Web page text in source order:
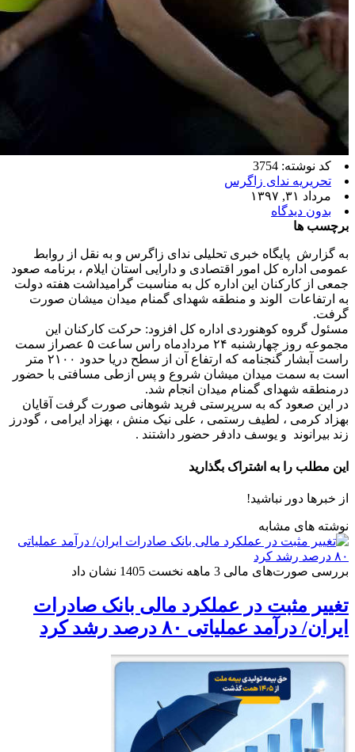
کد نوشته: 3754
تحریریه ندای زاگرس
مرداد ۳۱, ۱۳۹۷
بدون دیدگاه
برچسب ها
به گزارش پایگاه خبری تحلیلی ندای زاگرس و به نقل از روابط
عمومی اداره کل امور اقتصادی و دارایی استان ایلام ، برنامه صعود
جمعی از کارکنان این اداره کل به مناسبت گرامیداشت هفته دولت
به ارتفاعات الوند و منطقه شهدای گمنام میدان میشان صورت
گرفت.
مسئول گروه کوهنوردی اداره کل افزود: حرکت کارکنان این
مجموعه روز چهارشنبه ۲۴ مردادماه راس ساعت ۵ عصراز سمت
راست آبشار گنجنامه که ارتفاع آن از سطح دریا حدود ۲۱۰۰ متر
است به سمت میدان میشان شروع و پس ازطی مسافتی با حضور
درمنطقه شهدای گمنام میدان انجام شد.
در این صعود که به سرپرستی فرید شوهانی صورت گرفت آقایان
بهزاد کرمی ، لطیف رستمی ، علی نیک منش ، بهزاد ایرامی ، گودرز
زند بیرانوند و یوسف دادفر حضور داشتند .
این مطلب را به اشتراک بگذارید
از خبرها دور نباشید!
نوشته های مشابه
بررسی صورت‌های مالی 3 ماهه نخست 1405 نشان داد
تغییر مثبت در عملکرد مالی بانک صادرات
ایران/ درآمد عملیاتی ۸۰ درصد رشد کرد